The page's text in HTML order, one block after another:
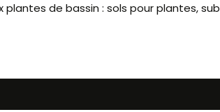
de bassin : sols pour plantes,